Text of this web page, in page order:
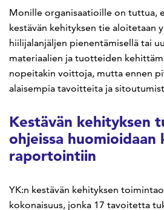
Monille organisaatioille on tuttua,
kestävän kehityksen tie aloitetaan
hiilijalanjäljen pienentämisellä tai
materiaalien ja tuotteiden
nopeitakin voittoja, mutta ennen
alaisempia tavoitteita ja
Kestävän kehityksen
ohjeissa huomioidaan
raportointiin
YK:n kestävän kehityksen
kokonaisuus, jonka 17 tavoitetta